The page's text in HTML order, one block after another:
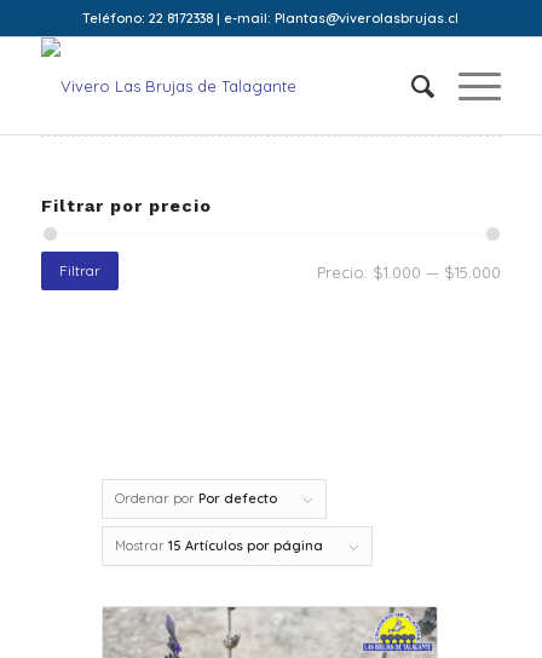
Teléfono: 22 8172338 | e-mail: Plantas@viverolasbrujas.cl
Ordenar por Por defecto
Mostrar 15 Artículos por página
Filtrar por precio
Filtrar Precio: $1.000 — $15.000